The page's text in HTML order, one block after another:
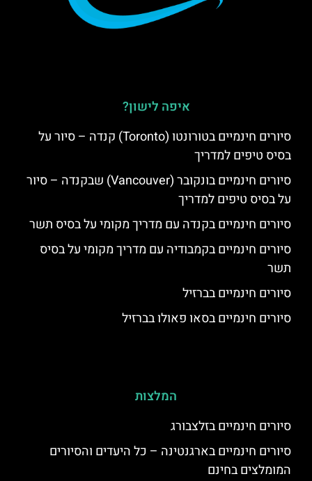
איפה לישון?
סיורים חינמיים בטורונטו (Toronto) קנדה – סיור על
בסיס טיפים למדריך
סיורים חינמיים בונקובר (Vancouver) שבקנדה – סיור
על בסיס טיפים למדריך
סיורים חינמיים בקנדה עם מדריך מקומי על בסיס תשר
סיורים חינמיים בקמבודיה עם מדריך מקומי על בסיס
תשר
סיורים חינמיים בברזיל
סיורים חינמיים בסאו פאולו בברזיל
המלצות
סיורים חינמיים בזלצבורג
סיורים חינמיים בארגנטינה – כל היעדים והסיורים
המומלצים בחינם